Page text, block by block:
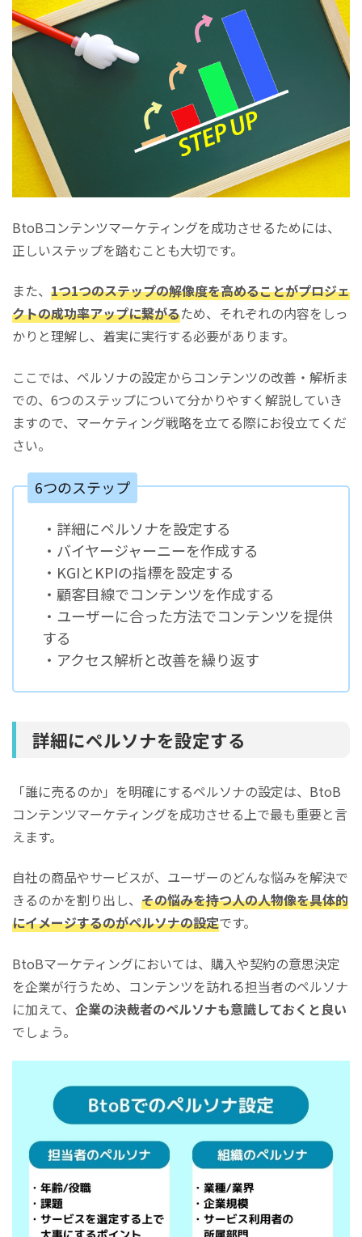
BtoBコンテンツマーケティングを成功させるためには、
正しいステップを踏むことも大切です。
また、 1つ1つのステップの解像度を高めることがプロジェ
クトの成功率アップに繋がるため、それぞれの内容をしっ
かりと理解し、着実に実行する必要があります。
ここでは、ペルソナの設定からコンテンツの改善・解析ま
での、6つのステップについて分かりやすく解説していき
ますので、マーケティング戦略を立てる際にお役立てくだ
さい。
6つのステップ
・詳細にペルソナを設定する
・バイヤージャーニーを作成する
・KGIとKPIの指標を設定する
・顧客目線でコンテンツを作成する
・ユーザーに合った方法でコンテンツを提供
する
・アクセス解析と改善を繰り返す
詳細にペルソナを設定する
「誰に売るのか」を明確にするペルソナの設定は、BtoB
コンテンツマーケティングを成功させる上で最も重要と言
えます。
自社の商品やサービスが、ユーザーのどんな悩みを解決で
きるのかを割り出し、 その悩みを持つ人の人物像を具体的
にイメージするのがペルソナの設定です。
BtoBマーケティングにおいては、購入や契約の意思決定
を企業が行うため、コンテンツを訪れる担当者のペルソナ
に加えて、 企業の決裁者のペルソナも意識しておくと良い
でしょう。